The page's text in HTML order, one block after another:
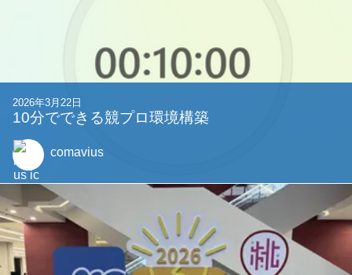
2026年3月22日
10分でできる競プロ環境構築
comavius